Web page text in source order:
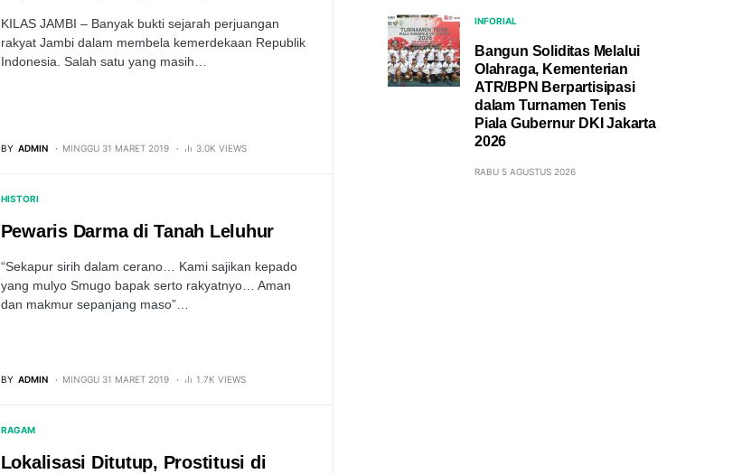
KILAS JAMBI – Banyak bukti sejarah perjuangan
rakyat Jambi dalam membela kemerdekaan Republik
Indonesia. Salah satu yang masih…
BY ADMIN MINGGU 31 MARET 2019 3.0K VIEWS
HISTORI
Pewaris Darma di Tanah Leluhur
“Sekapur sirih dalam cerano… Kami sajikan kepado
yang mulyo Smugo bapak serto rakyatnyo… Aman
dan makmur sepanjang maso”…
BY ADMIN MINGGU 31 MARET 2019 1.7K VIEWS
RAGAM
Lokalisasi Ditutup, Prostitusi di
INFORIAL
Bangun Soliditas Melalui
Olahraga, Kementerian
ATR/BPN Berpartisipasi
dalam Turnamen Tenis
Piala Gubernur DKI Jakarta
2026
RABU 5 AGUSTUS 2026